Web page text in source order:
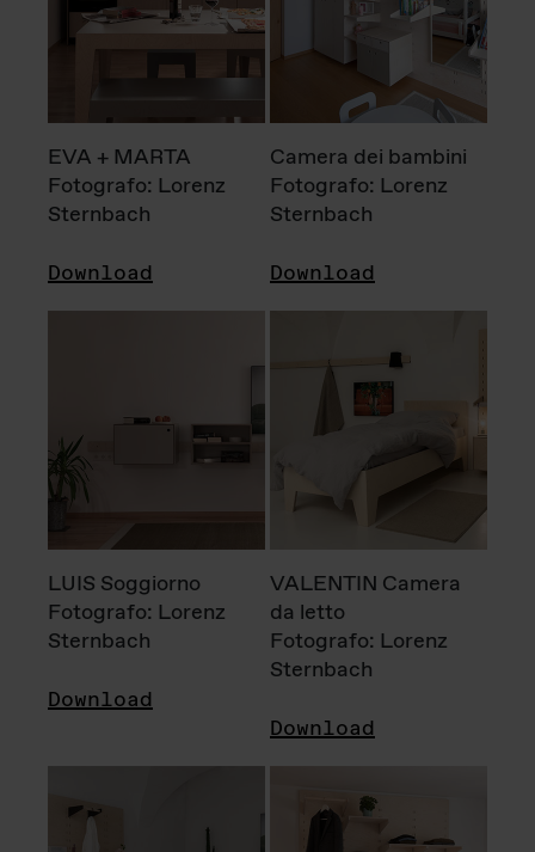
EVA + MARTA
Fotografo: Lorenz
Sternbach
Download
Camera dei bambini
Fotografo: Lorenz
Sternbach
Download
LUIS Soggiorno
Fotografo: Lorenz
Sternbach
Download
VALENTIN Camera
da letto
Fotografo: Lorenz
Sternbach
Download